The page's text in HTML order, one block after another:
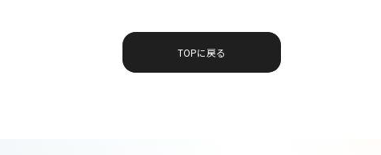
TOPに戻る